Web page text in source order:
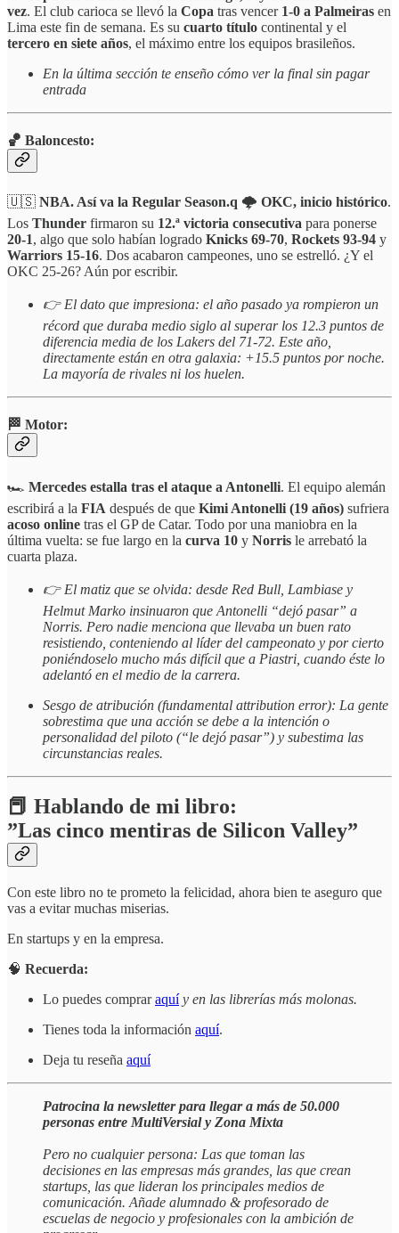
vez. El club carioca se llevó la Copa tras vencer 1-0 a Palmeiras en
Lima este fin de semana. Es su cuarto título continental y el
tercero en siete años, el máximo entre los equipos brasileños.
En la última sección te enseño cómo ver la final sin pagar
entrada
🏀 Baloncesto:
🇺🇸 NBA. Así va la Regular Season.q 🌩️ OKC, inicio histórico.
Los Thunder firmaron su 12.ª victoria consecutiva para ponerse
20-1, algo que solo habían logrado Knicks 69-70, Rockets 93-94 y
Warriors 15-16. Dos acabaron campeones, uno se estrelló. ¿Y el
OKC 25-26? Aún por escribir.
👉 El dato que impresiona: el año pasado ya rompieron un
récord que duraba medio siglo al superar los 12.3 puntos de
diferencia media de los Lakers del 71-72. Este año,
directamente están en otra galaxia: +15.5 puntos por noche.
La mayoría de rivales ni los huelen.
🏁 Motor:
🏎️ Mercedes estalla tras el ataque a Antonelli. El equipo alemán
escribirá a la FIA después de que Kimi Antonelli (19 años) sufriera
acoso online tras el GP de Catar. Todo por una maniobra en la
última vuelta: se fue largo en la curva 10 y Norris le arrebató la
cuarta plaza.
👉 El matiz que se olvida: desde Red Bull, Lambiase y
Helmut Marko insinuaron que Antonelli “dejó pasar” a
Norris. Pero nadie menciona que llevaba un buen rato
resistiendo, conteniendo al líder del campeonato y por cierto
poniéndoselo mucho más difícil que a Piastri, cuando éste lo
adelantó en el medio de la carrera.
Sesgo de atribución (fundamental attribution error): La gente
sobrestima que una acción se debe a la intención o
personalidad del piloto (“le dejó pasar”) y subestima las
circunstancias reales.
📕 Hablando de mi libro:
”Las cinco mentiras de Silicon Valley”
Con este libro no te prometo la felicidad, ahora bien te aseguro que
vas a evitar muchas miserias.
En startups y en la empresa.
🧠 Recuerda:
Lo puedes compraraquí y en las librerías más molonas.
Tienes toda la información aquí.
Deja tu reseña aquí
Patrocina la newsletter para llegar a más de 50.000
personas entre MultiVersial y Zona Mixta
Pero no cualquier persona: Las que toman las
decisiones en las empresas más grandes, las que crean
startups, las que lideran los principales medios de
comunicación. Añade alumnado & profesorado de
escuelas de negocio y profesionales con la ambición de